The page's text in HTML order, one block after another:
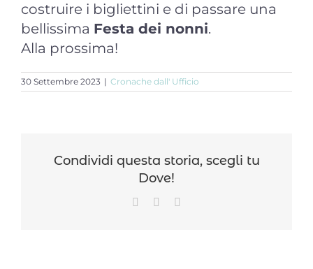
costruire i bigliettini e di passare una
bellissima Festa dei nonni.
Alla prossima!
30 Settembre 2023 | Cronache dall' Ufficio
Condividi questa storia, scegli tu
Dove!
FacebookWhatsApp